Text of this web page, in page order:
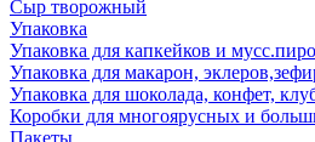
Сыр творожный
Упаковка
Упаковка для капкейков и
Упаковка для макарон,
Упаковка для шоколада, конфет,
Коробки для многоярусных и
Пакеты